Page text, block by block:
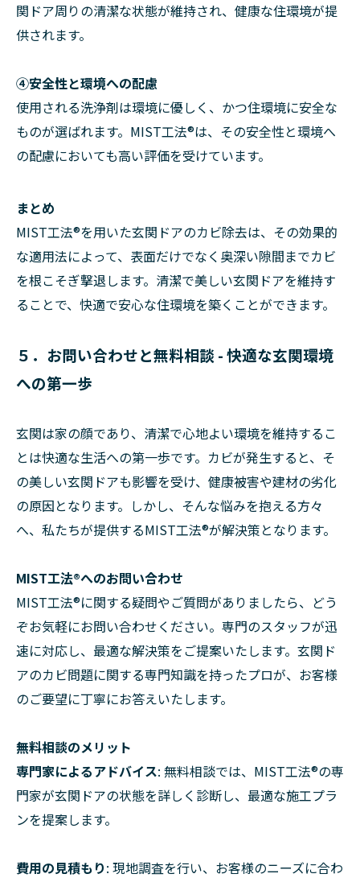
関ドア周りの清潔な状態が維持され、健康な住環境が提
供されます。
④安全性と環境への配慮
使用される洗浄剤は環境に優しく、かつ住環境に安全な
ものが選ばれます。MIST工法®は、その安全性と環境へ
の配慮においても高い評価を受けています。
まとめ
MIST工法®を用いた玄関ドアのカビ除去は、その効果的
な適用法によって、表面だけでなく奥深い隙間までカビ
を根こそぎ撃退します。清潔で美しい玄関ドアを維持す
ることで、快適で安心な住環境を築くことができます。
５．お問い合わせと無料相談 - 快適な玄関環境
への第一歩
玄関は家の顔であり、清潔で心地よい環境を維持するこ
とは快適な生活への第一歩です。カビが発生すると、そ
の美しい玄関ドアも影響を受け、健康被害や建材の劣化
の原因となります。しかし、そんな悩みを抱える方々
へ、私たちが提供するMIST工法®が解決策となります。
MIST工法®へのお問い合わせ
MIST工法®に関する疑問やご質問がありましたら、どう
ぞお気軽にお問い合わせください。専門のスタッフが迅
速に対応し、最適な解決策をご提案いたします。玄関ド
アのカビ問題に関する専門知識を持ったプロが、お客様
のご要望に丁寧にお答えいたします。
無料相談のメリット
専門家によるアドバイス: 無料相談では、MIST工法®の専
門家が玄関ドアの状態を詳しく診断し、最適な施工プラ
ンを提案します。
費用の見積もり: 現地調査を行い、お客様のニーズに合わ